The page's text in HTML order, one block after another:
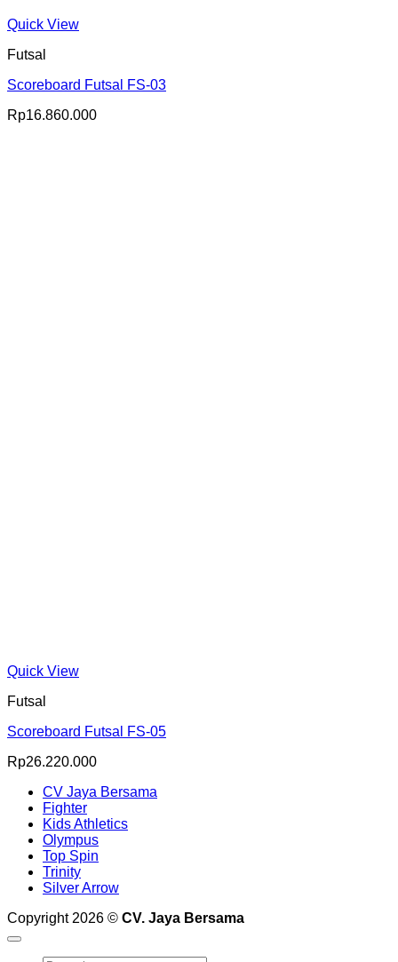
Quick View
Futsal
Scoreboard Futsal FS-03
Rp16.860.000
Quick View
Futsal
Scoreboard Futsal FS-05
Rp26.220.000
CV Jaya Bersama
Fighter
Kids Athletics
Olympus
Top Spin
Trinity
Silver Arrow
Copyright 2026 © CV. Jaya Bersama